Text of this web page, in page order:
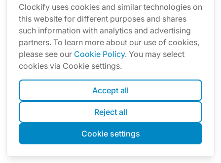
Determinar el coste de los materiales
Algunas industrias que hemos mencionado, como la
construcción, la manufactura y la industria alimentaria
dependen primariamente de los materiales y, por lo tanto,
loscostes de los materiales son más altos.
Para determinar el coste de los materiales, ten en cuenta
todos los materiales necesarios para un proyecto y
calcula el 5%-10% de "extra", por si acaso.
Si te preguntas por qué es así, la explicación es bastante
simple: ocurren accidentes, se derraman cosas, etc.
Más vale prevenir que lamentar, ¿verdad?
Clockify uses cookies and similar technologies on
this website for different purposes and shares
such information with analytics and advertising
partners. To learn more about our use of cookies,
please see our Cookie Policy. You may select
cookies via Cookie settings.
Accept all
Reject all
Cookie settings